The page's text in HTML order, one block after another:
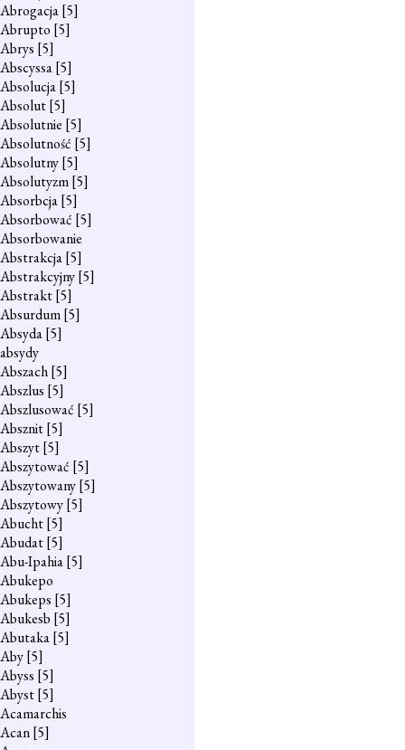
Abrogacja[5]
Abrupto [5]
Abrys [5]
Abscyssa[5]
Absolucja[5]
Absolut[5]
Absolutnie [5]
Absolutność [5]
Absolutny[5]
Absolutyzm[5]
Absorbcja[5]
Absorbować [5]
Absorbowanie
Abstrakcja[5]
Abstrakcyjny[5]
Abstrakt[5]
Absurdum[5]
Absyda[5]
absydy
Abszach[5]
Abszlus [5]
Abszlusować [5]
Absznit[5]
Abszyt[5]
Abszytować [5]
Abszytowany[5]
Abszytowy[5]
Abucht[5]
Abudat[5]
Abu-Ipahia[5]
Abukepo
Abukeps [5]
Abukesb [5]
Abutaka[5]
Aby[5]
Abyss [5]
Abyst[5]
Acamarchis
Acan[5]